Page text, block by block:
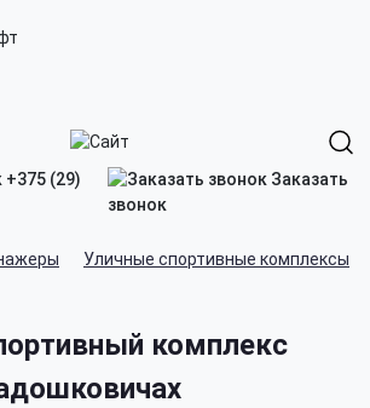
+375 (29)
Заказать
звонок
Уличные спортивные комплексы
комплекс